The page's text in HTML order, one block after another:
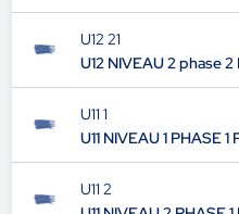
U12 21
U12 NIVEAU 2 phase 2
U11 1
U11 NIVEAU 1 PHASE 1
U11 2